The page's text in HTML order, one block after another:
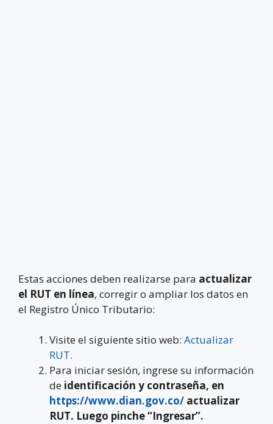
Estas acciones deben realizarse para actualizar
el RUT en línea, corregir o ampliar los datos en
el Registro Único Tributario:
Visite el siguiente sitio web: Actualizar
RUT.
Para iniciar sesión, ingrese su información
de identificación y contraseña, en
https://www.dian.gov.co/ actualizar
RUT. Luego pinche “Ingresar”.